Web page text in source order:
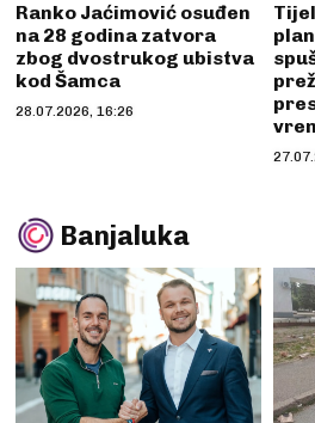
Ranko Jaćimović osuđen
na 28 godina zatvora
zbog dvostrukog ubistva
kod Šamca
28.07.2026, 16:26
Banjaluka